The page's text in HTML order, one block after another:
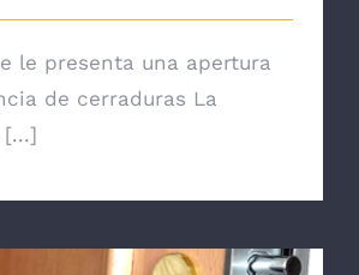
le presenta una apertura
de cerraduras La
[...]